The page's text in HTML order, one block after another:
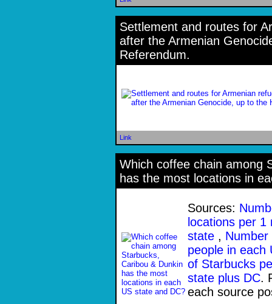
Settlement and routes for
after the Armenian
Referendum.
Link
Which coffee chain among
has the most locations in
Sources:
locations per 1
state ,
people in
of Starbucks
state plus DC.
each source